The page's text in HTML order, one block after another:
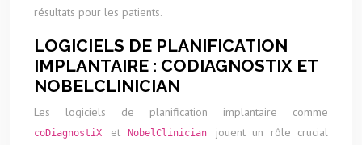
résultats pour les patients.
LOGICIELS DE PLANIFICATION
IMPLANTAIRE : CODIAGNOSTIX ET
NOBELCLINICIAN
Les logiciels de planification implantaire comme
coDiagnostiX et NobelClinician jouent un rôle crucial